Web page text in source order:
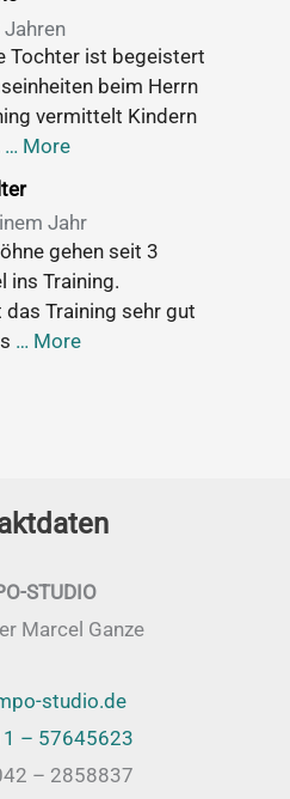
Tochter ist begeistert
beim Herrn
vermittelt Kindern
… More
Jahr
gehen seit 3
ins Training.
Training sehr gut
… More
STUDIO
Marcel Ganze
studio.de
– 57645623
– 2858837